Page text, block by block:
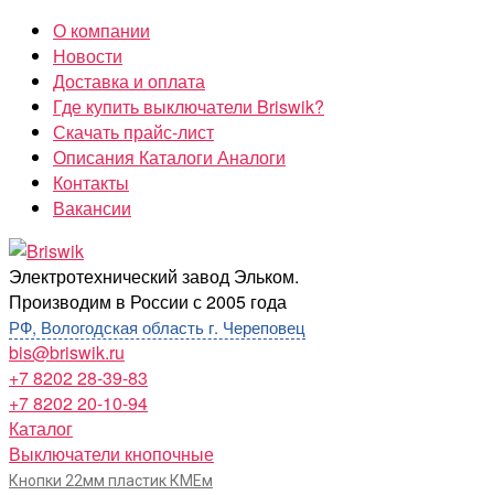
Перейти
содержимому
О компании
Новости
Доставка и оплата
Где купить выключатели Briswik?
Скачать прайс-лист
Описания Каталоги Аналоги
Контакты
Вакансии
Briswik
Электротехнический завод Эльком.
Производим в России с 2005 года
РФ, Вологодская область г. Череповец
bis@briswik.ru
+7 8202 28-39-83
+7 8202 20-10-94
Каталог
Выключатели кнопочные
Кнопки 22мм пластик КМЕм